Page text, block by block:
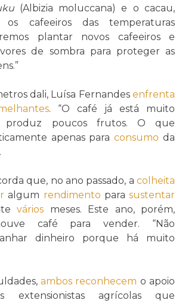
(Albizia moluccana) e o cacau,
cafeeiros das temperaturas
plantar novos cafeeiros e
de sombra para proteger as
dali, Luísa Fernandes enfrenta
. “O café já está muito
produz poucos frutos. O que
apenas paraconsumo da
que, no ano passado, a colheita
algum rendimento parasustentar
vários meses. Este ano, porém,
café para vender. “Não
dinheiro porque há muito
ambos reconhecem o apoio
extensionistas agrícolas que